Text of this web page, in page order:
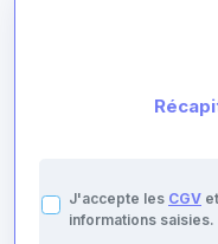
J'accepte les CGV
informations saisies.